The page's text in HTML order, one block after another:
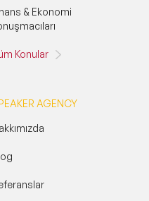
& Ekonomi
Konular
AGENCY